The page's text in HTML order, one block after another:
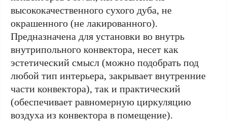
высококачественного сухого дуба, не
окрашенного (не лакированного).
Предназначена для установки во внутрь
внутрипольного конвектора, несет как
эстетический смысл (можно подобрать под
любой тип интерьера, закрывает внутренние
части конвектора), так и практический
(обеспечивает равномерную циркуляцию
воздуха из конвектора в помещение).